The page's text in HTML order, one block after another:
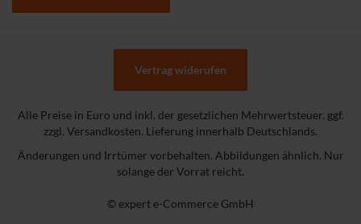
Vertrag widerufen
Alle Preise in Euro und inkl. der gesetzlichen Mehrwertsteuer. ggf.
zzgl. Versandkosten. Lieferung innerhalb Deutschlands.
Änderungen und Irrtümer vorbehalten. Abbildungen ähnlich. Nur
solange der Vorrat reicht.
© expert e-Commerce GmbH